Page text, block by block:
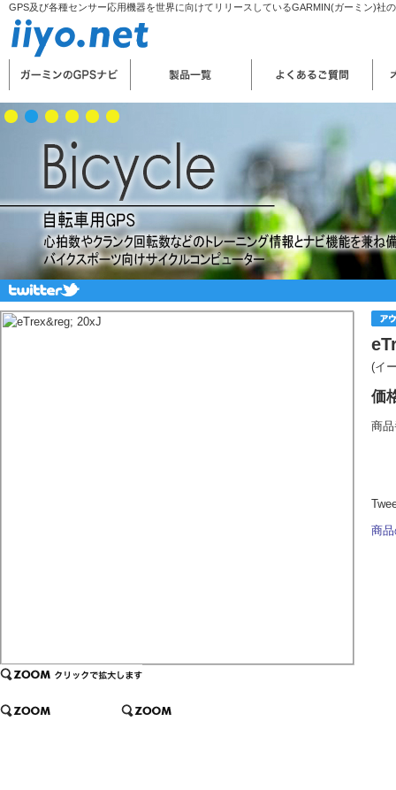
GPS及び各種センサー応用機器を世界に向けてリリースしているGARMIN(ガーミン)社
(イ
価
商
商